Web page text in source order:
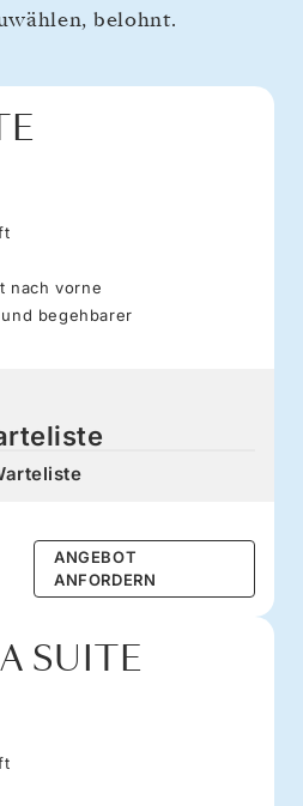
belohnt.
nach vorne
begehbarer
ANGEBOT
ANFORDERN
SUITE